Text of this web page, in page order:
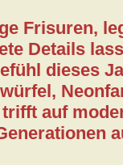
Frisuren,
Details
dieses
auf